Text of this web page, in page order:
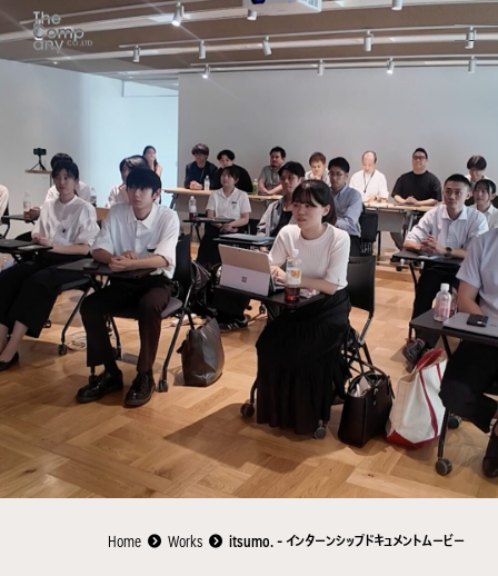
Home Works itsumo. - インターンシップドキュメントムービー